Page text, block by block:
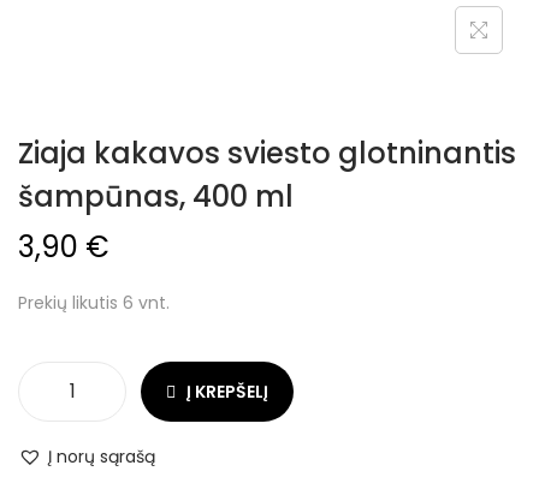
Ziaja kakavos sviesto glotninantis
šampūnas, 400 ml
3,90 €
Prekių likutis 6 vnt.
Į KREPŠELĮ
Į norų sąrašą